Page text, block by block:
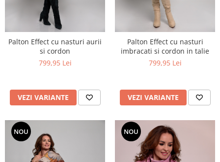
Palton Effect cu nasturi aurii
si cordon
799,95 Lei
VEZI VARIANTE
Palton Effect cu nasturi
imbracati si cordon in talie
799,95 Lei
VEZI VARIANTE
NOU NOU